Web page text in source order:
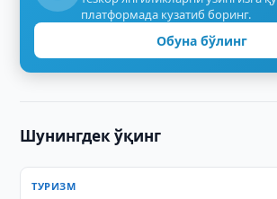
платформада кузатиб боринг.
Обуна бўлинг
Шунингдек ўқинг
ТУРИЗМ